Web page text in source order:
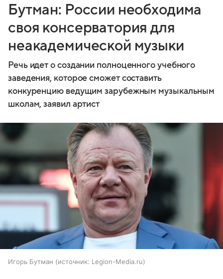
Бутман: России необходима
своя консерватория для
неакадемической музыки
Речь идет о создании полноценного учебного
заведения, которое сможет составить
конкуренцию ведущим зарубежным музыкальным
школам, заявил артист
Игорь Бутман источник: Legion-Media.ru